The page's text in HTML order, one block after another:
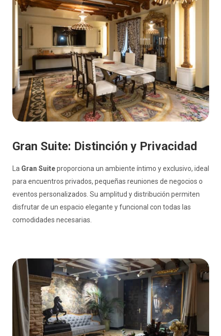
Gran Suite: Distinción y Privacidad
La Gran Suiteproporciona un ambiente íntimo y exclusivo, ideal
para encuentros privados, pequeñas reuniones de negocios o
eventos personalizados. Su amplitud y distribución permiten
disfrutar de un espacio elegante y funcional con todas las
comodidades necesarias.